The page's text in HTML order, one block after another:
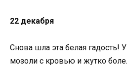
22 декабря
Снова шла эта белая гадость!
мозоли с кровью и жутко